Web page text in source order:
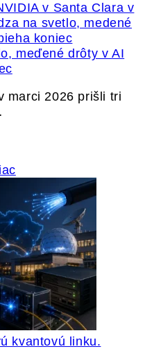
meďené drôty v AI
marci 2026 prišli tri
kvantovú linku.